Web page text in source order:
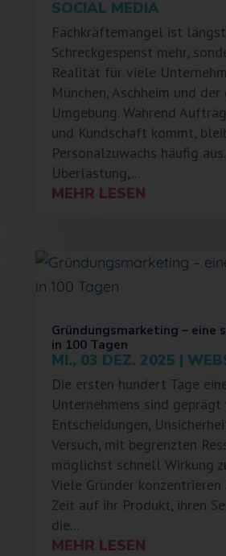
SOCIAL MEDIA
Fachkräftemangel ist
Schreckgespenst mehr,
Realität für viele
München, Aschheim und
Umgebung. Während
und Kundschaft kommt,
Personalzuwachs häufig
Überlastung,...
MEHR LESEN
Gründungsmarketing – eine
in 100 Tagen
MI., 03 DEZ. 2025 |
Die ersten hundert Tage
Unternehmens sind geprägt
Entscheidungen,
Versuch, mit begrenzten
möglichst schnell Wirkung
Viele Gründer konzentrieren
Zeit auf ihr Produkt, ihren
die...
MEHR LESEN